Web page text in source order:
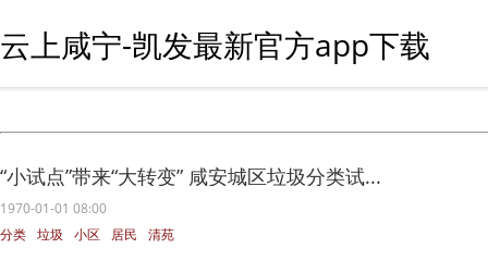
云上咸宁-凯发最新官方app下载
“小试点”带来“大转变” 咸安城区垃圾分类试...
1970-01-01 08:00
分类 垃圾 小区 居民 清苑